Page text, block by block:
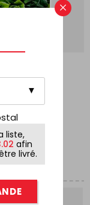
×
liste,
afin
livré.